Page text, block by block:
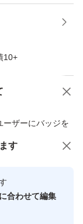
庫 風通しの良
す。太陽をた
10+
ーザーにバッジを
ーです
への質問
す
合わせて編集